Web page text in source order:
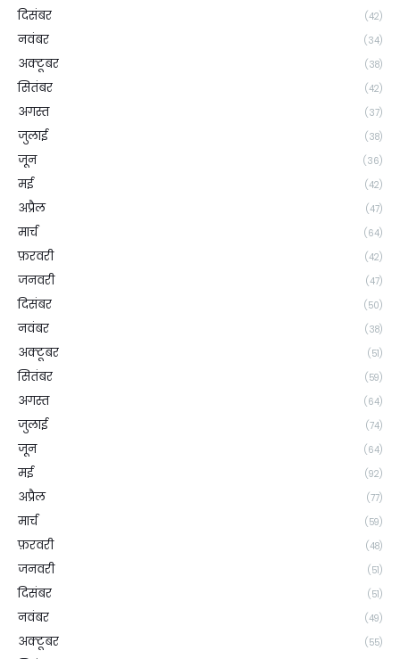
दिसंबर
(42)
नवंबर (34)
अक्टूबर (38)
सितंबर (42)
अगस्त (37)
जुलाई (38)
जून (36)
मई (42)
अप्रैल (47)
मार्च (64)
फ़रवरी (42)
जनवरी (47)
दिसंबर (50)
नवंबर (38)
अक्टूबर (51)
सितंबर (59)
अगस्त (64)
जुलाई (74)
जून (64)
मई (92)
अप्रैल (77)
मार्च (59)
फ़रवरी (48)
जनवरी (51)
दिसंबर (51)
नवंबर (49)
अक्टूबर (55)